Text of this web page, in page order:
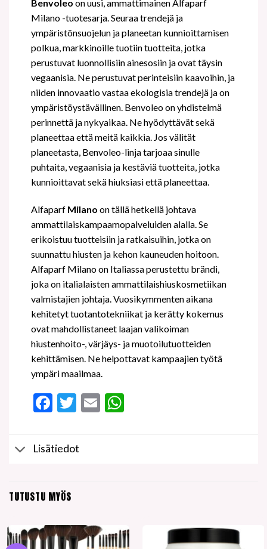
Benvoleo on uusi, ammattimainen Alfaparf
Milano -tuotesarja. Seuraa trendejä ja
ympäristönsuojelun ja planeetan kunnioittamisen
polkua, markkinoille tuotiin tuotteita, jotka
perustuvat luonnollisiin ainesosiin ja ovat täysin
vegaanisia. Ne perustuvat perinteisiin kaavoihin, ja
niiden innovaatio vastaa ekologisia trendejä ja on
ympäristöystävällinen. Benvoleo on yhdistelmä
perinnettä ja nykyaikaa. Ne hyödyttävät sekä
planeettaa että meitä kaikkia. Jos välität
planeetasta, Benvoleo-linja tarjoaa sinulle
puhtaita, vegaanisia ja kestäviä tuotteita, jotka
kunnioittavat sekä hiuksiasi että planeettaa.
Alfaparf Milano on tällä hetkellä johtava
ammattilaiskampaamopalveluiden alalla. Se
erikoistuu tuotteisiin ja ratkaisuihin, jotka on
suunnattu hiusten ja kehon kauneuden hoitoon.
Alfaparf Milano on Italiassa perustettu brändi,
joka on italialaisten ammattilaishiuskosmetiikan
valmistajien johtaja. Vuosikymmenten aikana
kehitetyt tuotantotekniikat ja kerätty kokemus
ovat mahdollistaneet laajan valikoiman
hiustenhoito-, värjäys- ja muotoilutuotteiden
kehittämisen. Ne helpottavat kampaajien työtä
ympäri maailmaa.
Facebook
Twitter
EmailWhatsApp
Lisätiedot
TUTUSTU MYÖS